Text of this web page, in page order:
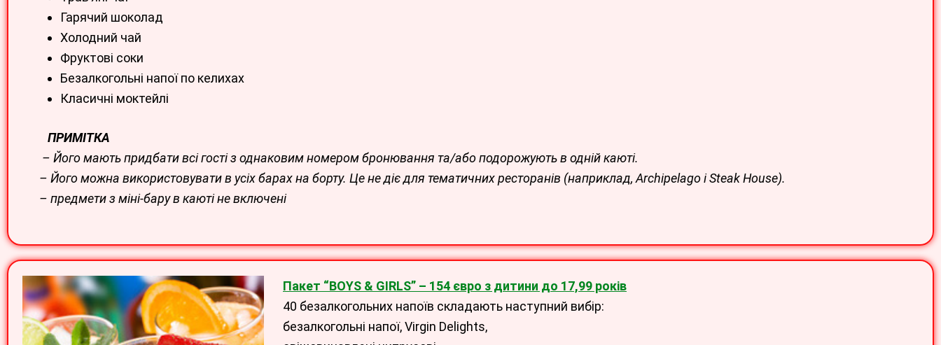
Гарячий шоколад
Холодний чай
Фруктові соки
Безалкогольні напої по келихах
Класичні моктейлі
ПРИМІТКА
– Його мають придбати всі гості з однаковим номером бронювання та/або подорожують в одній каюті.
– Його можна використовувати в усіх барах на борту. Це не діє для тематичних ресторанів (наприклад, Archipelago і Steak House).
– предмети з міні-бару в каюті не включені
Пакет “BOYS & GIRLS” – 154 євро з дитини до 17,99 років
40 безалкогольних напоїв складають наступний вибір:
безалкогольні напої, Virgin Delights,